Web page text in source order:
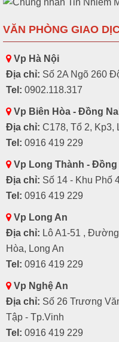
VĂN PHÒNG GIAO
Vp Hà Nội
Địa chỉ: Số 2A Ngõ 260
Tel: 0902.118.317
Vp Biên Hòa - Đồng
Địa chỉ: C178, Tổ 2, Kp3,
Tel: 0916 419 229
Vp Long Thành - Đồng
Địa chỉ: Số 14 - Khu Phố
Tel: 0916 419 229
Vp Long An
Địa chỉ: Lô A1-51 ,
Hòa, Long An
Tel: 0916 419 229
Vp Nghệ An
Địa chỉ: Số 26 Trương
Tập - Tp.Vinh
Tel: 0916 419 229